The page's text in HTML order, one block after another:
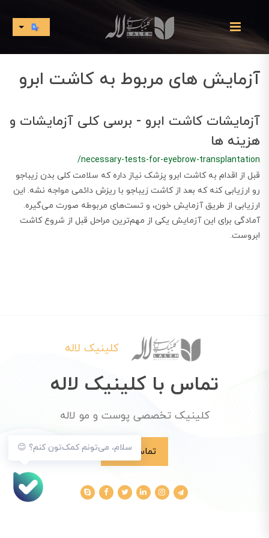
آزمایش های مربوط به کاشت ابرو
آزمایشات کاشت ابرو - برسی کلی آزمایشات و
هزینه ها
/necessary-tests-for-eyebrow-transplantation
قبل از اقدام به کاشت ابرو پزشک نیاز داره که سلامت کلی بدن زیباجو
رو ارزیابی کنه که بعد از کاشت زیباجو با ریزش دائمی مواجه نشه. این
ارزیابی از طریق آزمایش خون، و تست‌های مربوطه صورت می‌گیره.
آمادگی برای این آزمایش یکی از مهم‌ترین مراحل قبل از شروع کاشت
ابروست.
سلام، می‌تونم کمک‌تون کنم؟ 😊
کلینیک لاله
تماس با کلینیک لاله
کلینیک تخصصی پوست و مو لاله
تماس با ما